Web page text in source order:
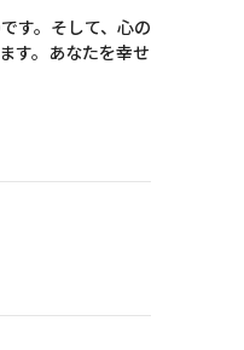
す。そして、心の
す。あなたを幸せ